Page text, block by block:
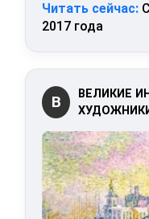
Читать сейчас:
2017 года
В
ВЕЛИКИЕ